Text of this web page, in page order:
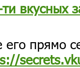
вкусных
его прямо